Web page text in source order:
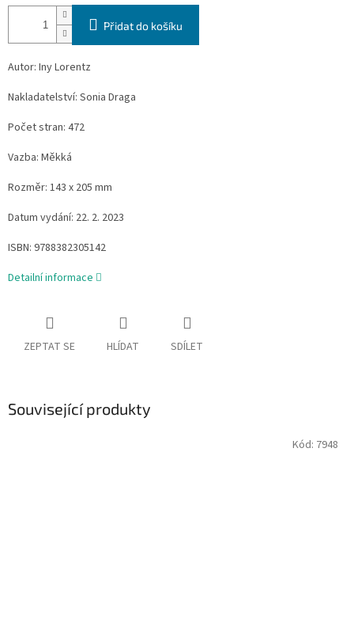
Přidat do košíku
Autor: Iny Lorentz
Nakladatelství: Sonia Draga
Počet stran: 472
Vazba: Měkká
Rozměr: 143 x 205 mm
Datum vydání: 22. 2. 2023
ISBN: 9788382305142
Detailní informace
ZEPTAT SE HLÍDAT SDÍLET
Související produkty
Kód: 7948